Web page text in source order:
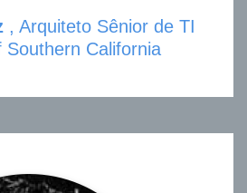
, Arquiteto Sênior de TI
Southern California